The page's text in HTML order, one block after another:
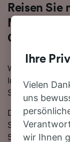
Reisen Sie
Minuten
Ost
Wenn Sie mehr
Interlaken Ost
Sie nicht länger!
Die schnellste
Stunde 48
52 km zwischen
Ihre
Vielen
uns
wir Ihnen